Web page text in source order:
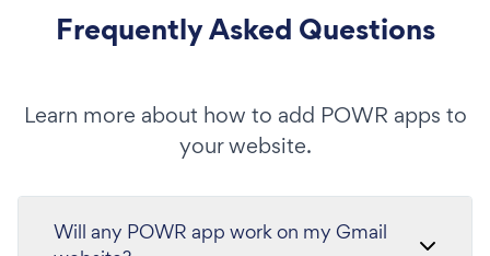
Frequently Asked Questions
Learn more about how to add POWR apps to
your website.
Will any POWR app work on my Gmail